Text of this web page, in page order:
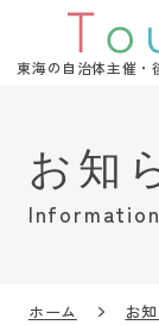
東海の自治体主催・
Information
ホーム
お